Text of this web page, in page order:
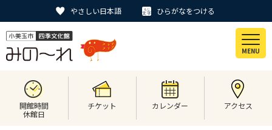
やさしい日本語 ひらがなをつける
MENU
開館時間
休館日
チケット カレンダー アクセス